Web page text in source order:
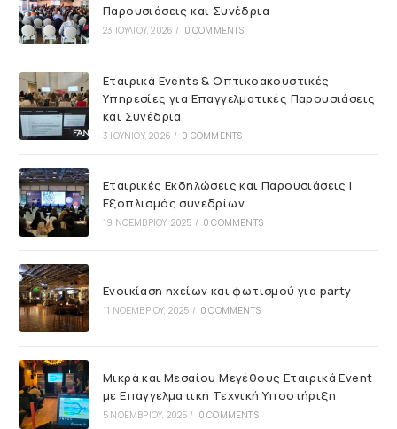
Παρουσιάσεις και Συνέδρια
23 ΙΟΥΛΊΟΥ, 2026 / 0 COMMENTS
Εταιρικά Events & Οπτικοακουστικές
Υπηρεσίες για Επαγγελματικές Παρουσιάσεις
και Συνέδρια
3 ΙΟΥΝΊΟΥ, 2026 / 0 COMMENTS
Εταιρικές Εκδηλώσεις και Παρουσιάσεις |
Εξοπλισμός συνεδρίων
19 ΝΟΕΜΒΡΊΟΥ, 2025 / 0 COMMENTS
Ενοικίαση ηχείων και φωτισμού για party
11 ΝΟΕΜΒΡΊΟΥ, 2025 / 0 COMMENTS
Μικρά και Μεσαίου Μεγέθους Εταιρικά Event
με Επαγγελματική Τεχνική Υποστήριξη
5 ΝΟΕΜΒΡΊΟΥ, 2025 / 0 COMMENTS